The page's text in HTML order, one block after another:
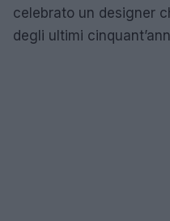
celebrato un designer
degli ultimi